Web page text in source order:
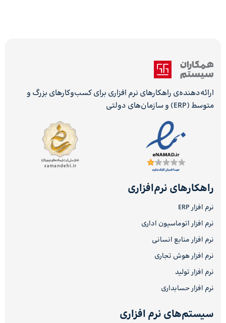
ارائه‌دهنده‌ی راهکارهای نرم افزاری برای کسب‌وکارهای بزرگ و
متوسط (ERP) و سازمان‌های دولتی
راهکارهای نرم‌افزاری
نرم افزار ERP
نرم افزار اتوماسیون اداری
نرم افزار منابع انسانی
نرم افزار هوش تجاری
نرم افزار تولید
نرم افزار حسابداری
سیستم‌های نرم افزاری